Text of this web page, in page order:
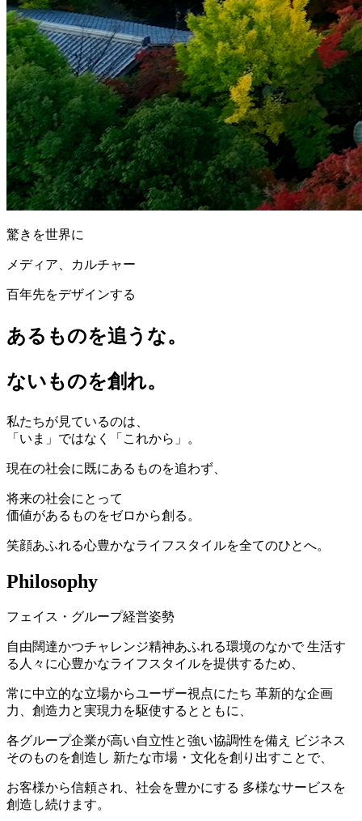
驚きを世界に
メディア、カルチャー
百年先をデザインする
あるものを追うな。
ないものを創れ。
私たちが見ているのは、
「 いま 」 ではなく 「 これから 」 。
現在の社会に既にあるものを追わず、
将来の社会にとって
価値があるものをゼロから創る 。
笑顔あふれる心豊かなライフスタイルを全てのひとへ。
Philosophy
フェイス・グループ経営姿勢
自由闊達かつチャレンジ精神あふれる環境のなかで 生活す
る人々に心豊かなライフスタイルを提供するため、
常に中立的な立場からユーザー視点にたち 革新的な企画
力、創造力と実現力を駆使するとともに、
各グループ企業が高い自立性と強い協調性を備え ビジネス
そのものを創造し 新たな市場・文化を創り出すことで、
お客様から信頼され、社会を豊かにする 多様なサービスを
創造し続けます。